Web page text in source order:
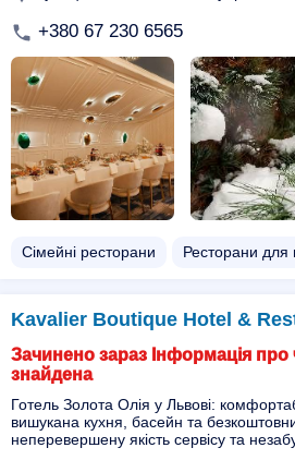
+380 67 230 6565
Сімейні ресторани Ресторани для
Kavalier Boutique Hotel &
Зачинено зараз Інформація про
знайдена
Готель Золота Олія у Львові:
вишукана кухня, басейн та
неперевершену якість сервісу та